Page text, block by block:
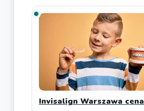
Invisalign Warszawa cena